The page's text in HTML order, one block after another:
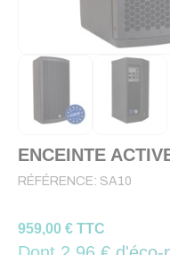
ENCEINTE
RÉFÉRENCE: SA10
959,00 € TTC